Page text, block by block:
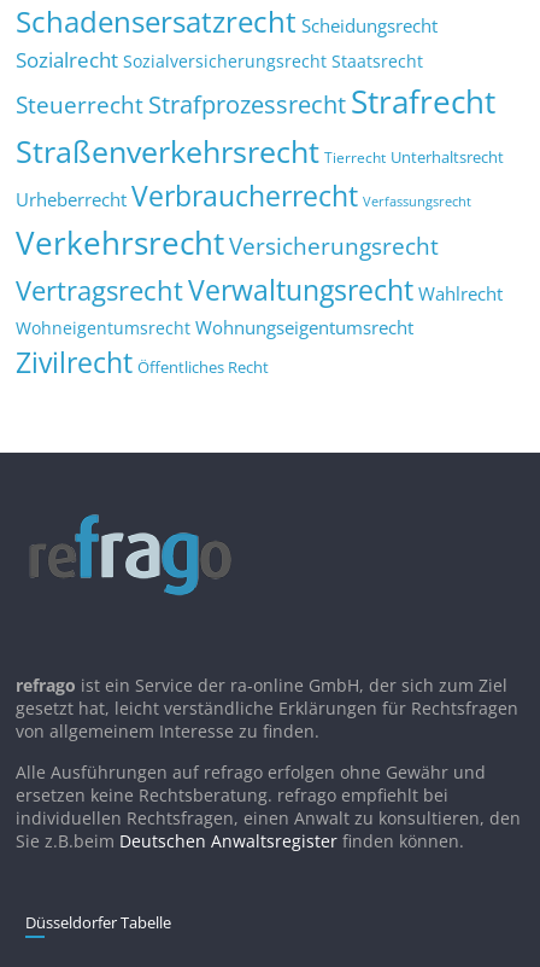
Schadensersatzrecht Scheidungsrecht
Sozialrecht Sozialversicherungsrecht Staatsrecht
SteuerrechtStrafprozessrechtStrafrecht
Straßenverkehrsrecht Tierrecht Unterhaltsrecht
Urheberrecht Verbraucherrecht Verfassungsrecht
VerkehrsrechtVersicherungsrecht
VertragsrechtVerwaltungsrecht Wahlrecht
Wohneigentumsrecht Wohnungseigentumsrecht
Zivilrecht Öffentliches Recht
refrago ist ein Service der ra-online GmbH, der sich zum Ziel
gesetzt hat, leicht verständliche Erklärungen für Rechtsfragen
von allgemeinem Interesse zu finden.
Alle Ausführungen auf refrago erfolgen ohne Gewähr und
ersetzen keine Rechtsberatung. refrago empfiehlt bei
individuellen Rechtsfragen, einen Anwalt zu konsultieren, den
Sie z.B.beim Deutschen Anwaltsregister finden können.
Düsseldorfer Tabelle